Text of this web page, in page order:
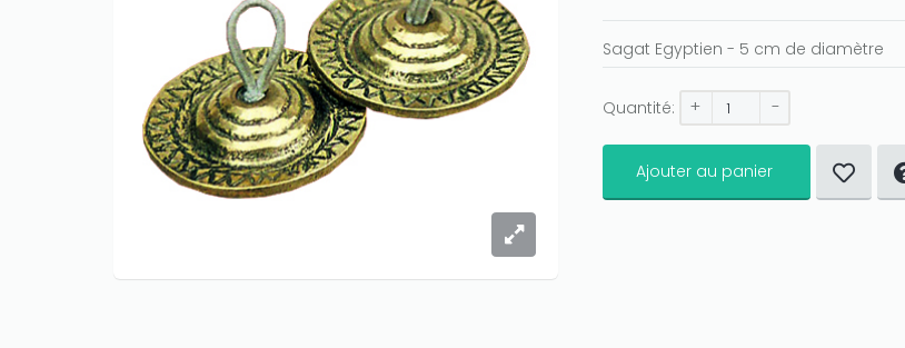
Sagat Egyptien - 5 cm de diamètre
Quantité: + -
Ajouter au panier